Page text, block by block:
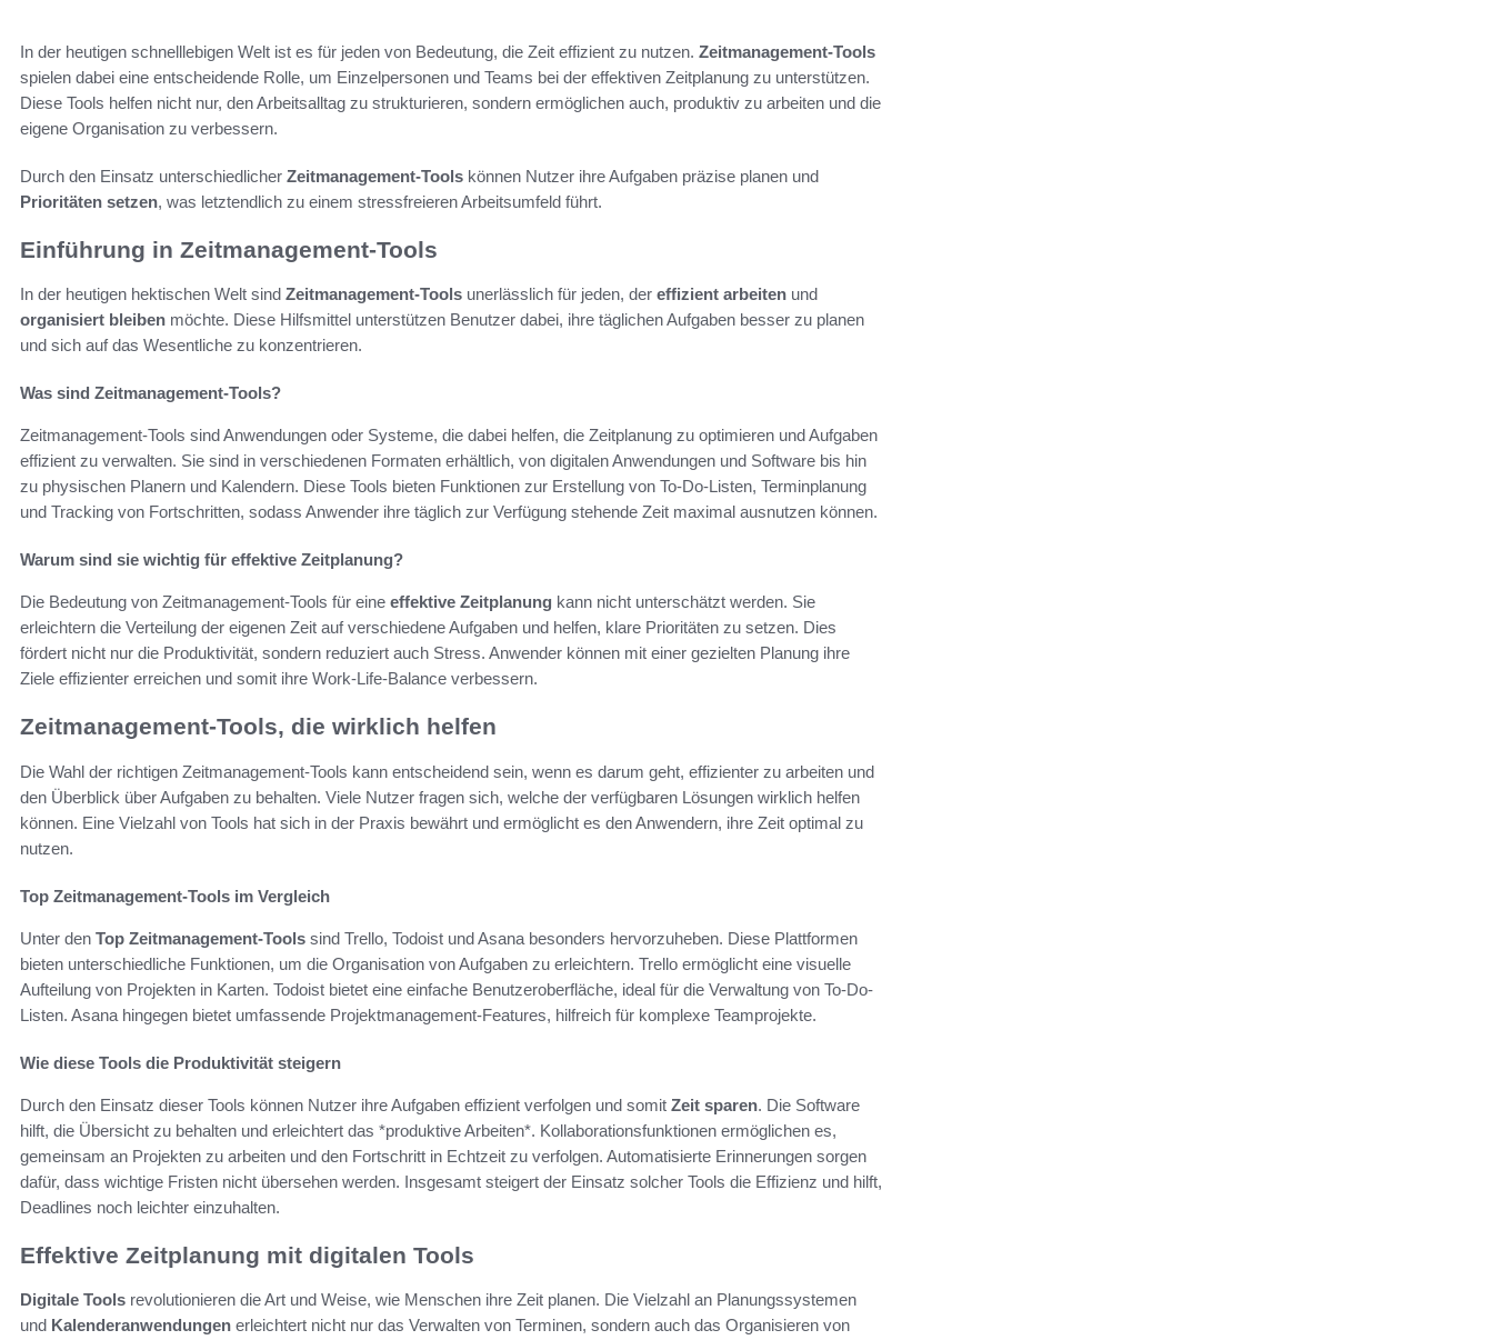
In der heutigen schnelllebigen Welt ist es für jeden von Bedeutung, die Zeit effizient zu nutzen. Zeitmanagement-Tools
spielen dabei eine entscheidende Rolle, um Einzelpersonen und Teams bei der effektiven Zeitplanung zu unterstützen.
Diese Tools helfen nicht nur, den Arbeitsalltag zu strukturieren, sondern ermöglichen auch, produktiv zu arbeiten und die
eigene Organisation zu verbessern.
Durch den Einsatz unterschiedlicher Zeitmanagement-Tools können Nutzer ihre Aufgaben präzise planen und
Prioritäten setzen, was letztendlich zu einem stressfreieren Arbeitsumfeld führt.
Einführung in Zeitmanagement-Tools
In der heutigen hektischen Welt sind Zeitmanagement-Tools unerlässlich für jeden, der effizient arbeiten und
organisiert bleiben möchte. Diese Hilfsmittel unterstützen Benutzer dabei, ihre täglichen Aufgaben besser zu planen
und sich auf das Wesentliche zu konzentrieren.
Was sind Zeitmanagement-Tools?
Zeitmanagement-Tools sind Anwendungen oder Systeme, die dabei helfen, die Zeitplanung zu optimieren und Aufgaben
effizient zu verwalten. Sie sind in verschiedenen Formaten erhältlich, von digitalen Anwendungen und Software bis hin
zu physischen Planern und Kalendern. Diese Tools bieten Funktionen zur Erstellung von To-Do-Listen, Terminplanung
und Tracking von Fortschritten, sodass Anwender ihre täglich zur Verfügung stehende Zeit maximal ausnutzen können.
Warum sind sie wichtig für effektive Zeitplanung?
Die Bedeutung von Zeitmanagement-Tools für eine effektive Zeitplanung kann nicht unterschätzt werden. Sie
erleichtern die Verteilung der eigenen Zeit auf verschiedene Aufgaben und helfen, klare Prioritäten zu setzen. Dies
fördert nicht nur die Produktivität, sondern reduziert auch Stress. Anwender können mit einer gezielten Planung ihre
Ziele effizienter erreichen und somit ihre Work-Life-Balance verbessern.
Zeitmanagement-Tools, die wirklich helfen
Die Wahl der richtigen Zeitmanagement-Tools kann entscheidend sein, wenn es darum geht, effizienter zu arbeiten und
den Überblick über Aufgaben zu behalten. Viele Nutzer fragen sich, welche der verfügbaren Lösungen wirklich helfen
können. Eine Vielzahl von Tools hat sich in der Praxis bewährt und ermöglicht es den Anwendern, ihre Zeit optimal zu
nutzen.
Top Zeitmanagement-Tools im Vergleich
Unter den Top Zeitmanagement-Tools sind Trello, Todoist und Asana besonders hervorzuheben. Diese Plattformen
bieten unterschiedliche Funktionen, um die Organisation von Aufgaben zu erleichtern. Trello ermöglicht eine visuelle
Aufteilung von Projekten in Karten. Todoist bietet eine einfache Benutzeroberfläche, ideal für die Verwaltung von To-Do-
Listen. Asana hingegen bietet umfassende Projektmanagement-Features, hilfreich für komplexe Teamprojekte.
Wie diese Tools die Produktivität steigern
Durch den Einsatz dieser Tools können Nutzer ihre Aufgaben effizient verfolgen und somit Zeit sparen. Die Software
hilft, die Übersicht zu behalten und erleichtert das *produktive Arbeiten*. Kollaborationsfunktionen ermöglichen es,
gemeinsam an Projekten zu arbeiten und den Fortschritt in Echtzeit zu verfolgen. Automatisierte Erinnerungen sorgen
dafür, dass wichtige Fristen nicht übersehen werden. Insgesamt steigert der Einsatz solcher Tools die Effizienz und hilft,
Deadlines noch leichter einzuhalten.
Effektive Zeitplanung mit digitalen Tools
Digitale Tools revolutionieren die Art und Weise, wie Menschen ihre Zeit planen. Die Vielzahl an Planungssystemen
und Kalenderanwendungen erleichtert nicht nur das Verwalten von Terminen, sondern auch das Organisieren von